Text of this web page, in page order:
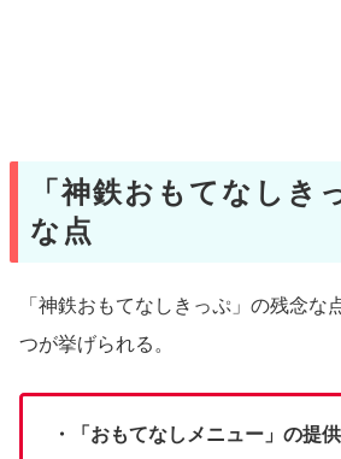
「神鉄おもてなしき
な点
「神鉄おもてなしきっぷ」の残念な
つが挙げられる。
・「おもてなしメニュー」の提